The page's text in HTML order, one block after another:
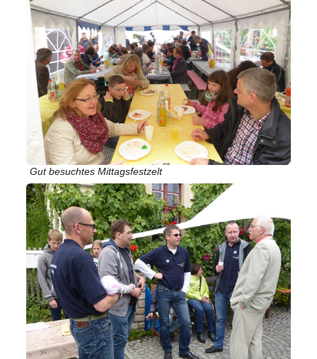
Gut besuchtes Mittagsfestzelt